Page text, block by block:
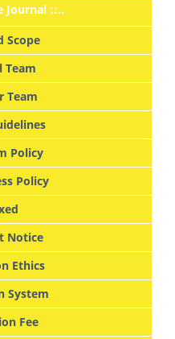
Journal ::..
Scope
Team
Team
Policy
Policy
Notice
Ethics
System
Fee